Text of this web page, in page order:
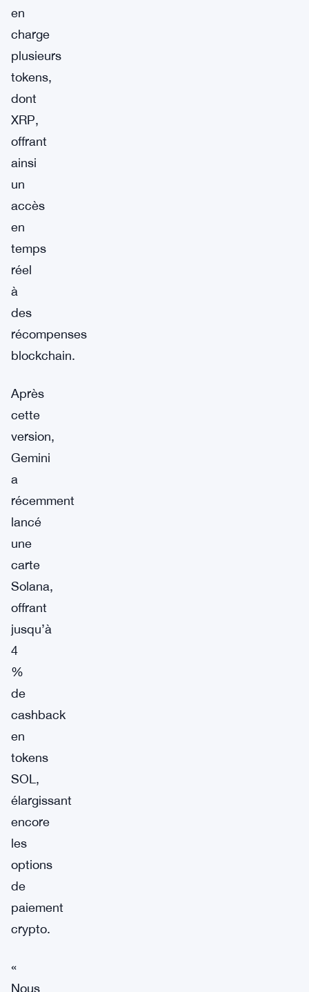
en
charge
plusieurs
tokens,
dont
XRP,
offrant
ainsi
un
accès
en
temps
réel
à
des
récompenses
blockchain.
Après
cette
version,
Gemini
a
récemment
lancé
une
carte
Solana,
offrant
jusqu’à
4
%
de
cashback
en
tokens
SOL,
élargissant
encore
les
options
de
paiement
crypto.
«
Nous